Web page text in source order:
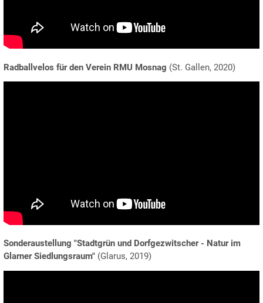
Radballvelos für den Verein RMU Mosnag (St. Gallen, 2020)
Sonderaustellung "Stadtgrün und Dorfgezwitscher - Natur im
Glarner Siedlungsraum" (Glarus, 2019)